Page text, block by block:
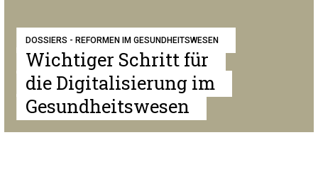
DOSSIERS - REFORMEN IM GESUNDHEITSWESEN
Wichtiger Schritt für
die Digitalisierung im
Gesundheitswesen